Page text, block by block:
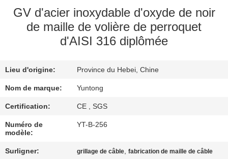
VISITE
D'USINE
DE
QUALITÉ
CONTACTEZ-
NOUS
GV d'acier inoxydable d'oxyde de noir
de maille de volière de perroquet
d'AISI 316 diplômée
Lieu d'origine: Province du Hebei, Chine
Nom de marque: Yuntong
Certification: CE , SGS
Numéro de
modèle:
YT-B-256
Surligner: grillage de câble,fabrication de maille de câble